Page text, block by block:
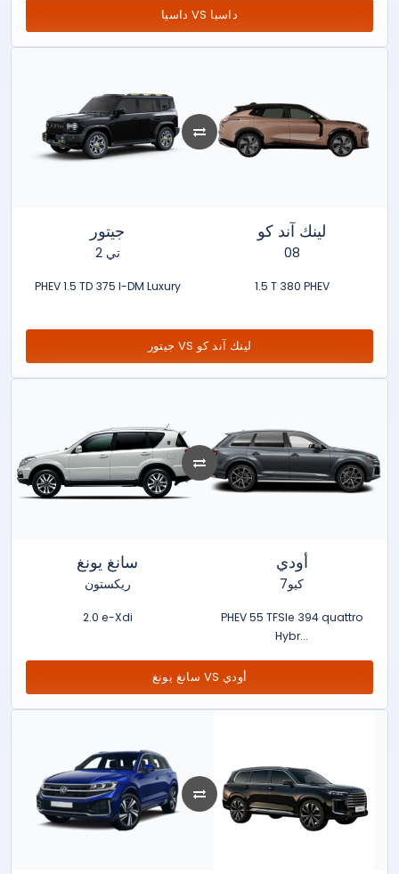
داسيا VS داسيا
جيتور
تي 2
PHEV 1.5 TD 375 I-DM Luxury
لينك آند كو
08
1.5 T 380 PHEV
جيتور VS لينك آند كو
سانغ يونغ
ريكستون
2.0 e-Xdi
أودي
كيو7
PHEV 55 TFSIe 394 quattro
Hybr...
سانغ يونغ VS أودي